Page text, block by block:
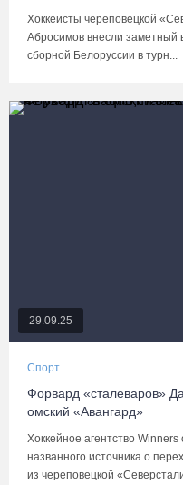
Хоккеисты череповецкой
Абросимов внесли заметный
сборной Белоруссии в турн...
29.09.25
Спорт
Форвард «сталеваров»
омский «Авангард»
Хоккейное агентство
названного источника о
из череповецкой